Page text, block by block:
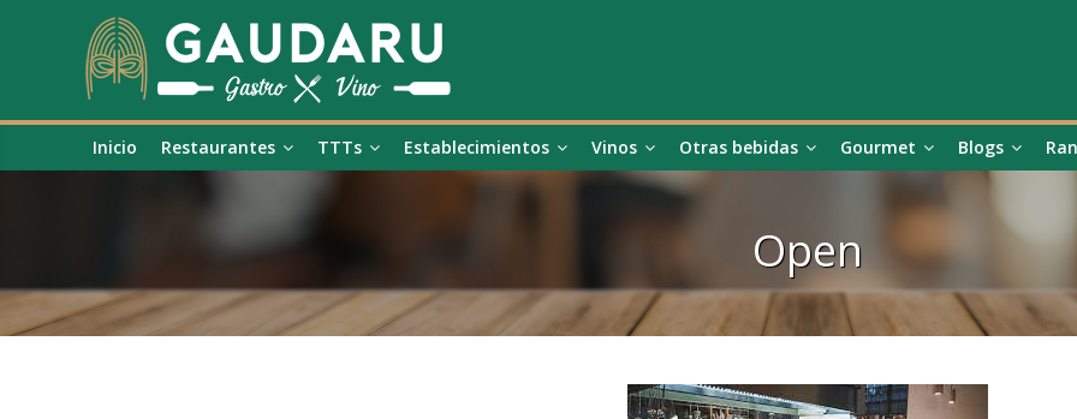
Inicio Restaurantes TTTs Establecimientos Vinos Otras bebidas Gourmet Blogs
Open